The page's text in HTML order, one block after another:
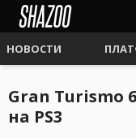
НОВОСТИ
Gran Turismo
на PS3